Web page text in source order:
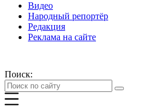
Видео
Народный репортёр
Редакция
Реклама на сайте
Поиск: